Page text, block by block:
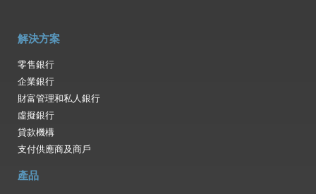
解決方案
零售銀行
企業銀行
財富管理和私人銀行
虛擬銀行
貸款機構
支付供應商及商戶
產品